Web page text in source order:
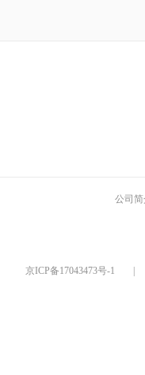
公司简
京ICP备17043473号-1